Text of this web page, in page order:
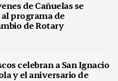
de Cañuelas se
programa de
de Rotary
celebran a San Ignacio
y el aniversario de